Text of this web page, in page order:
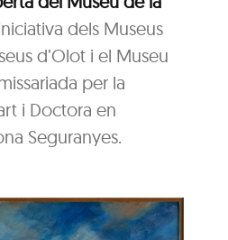
dels Museus
d’Olot i el Museu
per la
i Doctora en
Seguranyes.